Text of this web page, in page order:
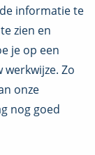
informatie te
zien en
je op een
Zo
onze
nog goed